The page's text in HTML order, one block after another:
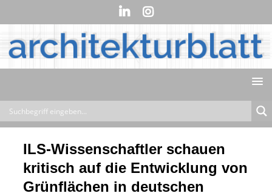
ILS-Wissenschaftler schauen
kritisch auf die Entwicklung von
Grünflächen in deutschen